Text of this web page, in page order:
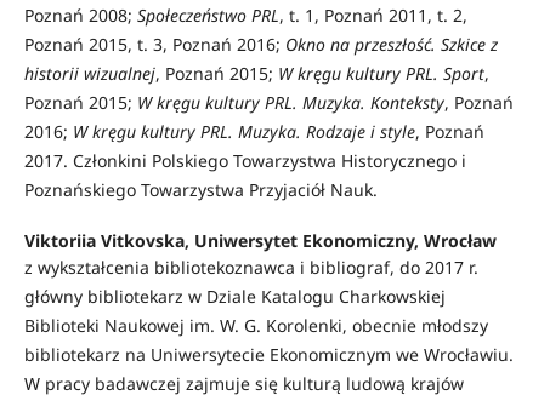
Poznań 2008; Społeczeństwo PRL, t. 1, Poznań 2011, t. 2,
Poznań 2015, t. 3, Poznań 2016; Okno na przeszłość. Szkice z
historii wizualnej, Poznań 2015; W kręgu kultury PRL. Sport,
Poznań 2015; W kręgu kultury PRL. Muzyka. Konteksty, Poznań
2016; W kręgu kultury PRL. Muzyka. Rodzaje i style, Poznań
2017. Członkini Polskiego Towarzystwa Historycznego i
Poznańskiego Towarzystwa Przyjaciół Nauk.
Viktoriia Vitkovska, Uniwersytet Ekonomiczny, Wrocław
z wykształcenia bibliotekoznawca i bibliograf, do 2017 r.
główny bibliotekarz w Dziale Katalogu Charkowskiej
Biblioteki Naukowej im. W. G. Korolenki, obecnie młodszy
bibliotekarz na Uniwersytecie Ekonomicznym we Wrocławiu.
W pracy badawczej zajmuje się kulturą ludową krajów